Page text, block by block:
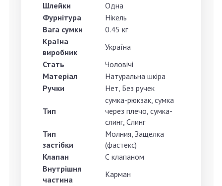
Шлейки
Одна
Фурнітура
Нікель
Вага сумки
0.45 кг
Країна
виробник
Україна
Стать
Чоловічі
Матеріал
Натуральна шкіра
Ручки
Нет, Без ручек
Тип
сумка-рюкзак, сумка
через плечо, сумка-
слинг, Слинг
Тип
застібки
Молния, Защелка
(фастекс)
Клапан
С клапаном
Внутрішня
частина
Карман